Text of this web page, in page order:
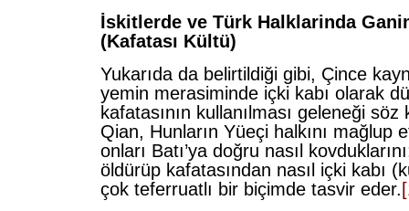
İskitlerde ve Türk Halklarinda
(Kafatası Kültü)
Yukarıda da belirtildiği gibi, Çince
yemin merasiminde içki kabı olarak
kafatasının kullanılması geleneği
Qian, Hunların Yüeçi halkını mağlup
onları Batı’ya doğru nasıl
öldürüp kafatasından nasıl içki kabı
çok teferruatlı bir biçimde tasvir eder.